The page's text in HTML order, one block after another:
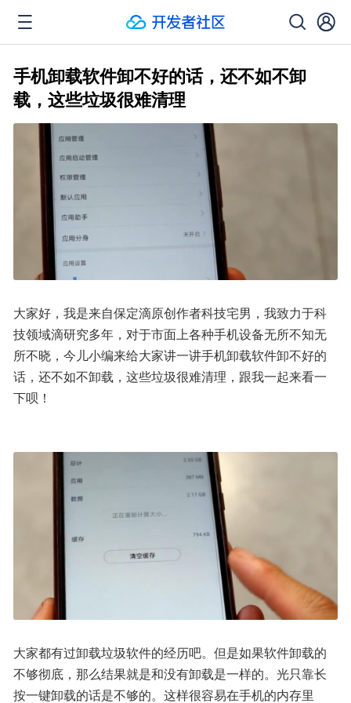
手机卸载软件卸不好的话，还不如不卸
载，这些垃圾很难清理
大家好，我是来自保定滴原创作者科技宅男，我致力于科
技领域滴研究多年，对于市面上各种手机设备无所不知无
所不晓，今儿小编来给大家讲一讲手机卸载软件卸不好的
话，还不如不卸载，这些垃圾很难清理，跟我一起来看一
下呗！
大家都有过卸载垃圾软件的经历吧。但是如果软件卸载的
不够彻底，那么结果就是和没有卸载是一样的。光只靠长
按一键卸载的话是不够的。这样很容易在手机的内存里